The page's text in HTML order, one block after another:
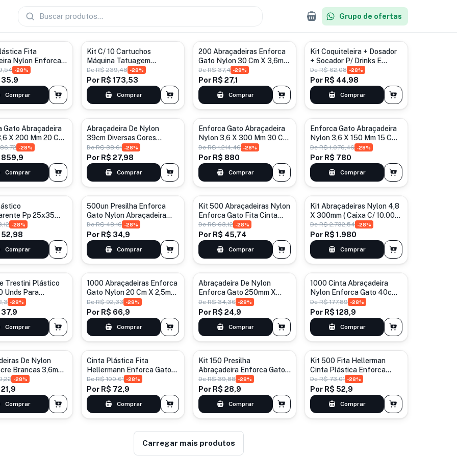
Grupo de ofertas
Fita
Nylon Enforca
100un Preto
-28%
35,9
Comprar
Kit C/ 10 Cartuchos
Máquina Tatuagem
Rotativa 15 Magnum- Mmp
27
DeR$ 239,48 -28%
Por R$ 173,53
Comprar
200 Abraçadeiras Enforca
Gato Nylon 30 Cm X 3,6mm
Preta Cor Preto
DeR$ 37,4 -28%
Por R$ 27,1
Comprar
Kit Coquiteleira + Dosador
+ Socador P/ Drinks E
Bebidas
DeR$ 62,08 -28%
Por R$ 44,98
Comprar
Gato Abraçadeira
X 200 Mm 20 Cm
10000 Un Preto
-28%
859,9
Comprar
Abraçadeira De Nylon
39cm Diversas Cores
Pacote C/ 200 Peças
Branco
DeR$ 38,61 -28%
Por R$ 27,98
Comprar
Enforca Gato Abraçadeira
Nylon 3,6 X 300 Mm 30 Cm
7200 Un L Preto
DeR$ 1.214,46 -28%
Por R$ 880
Comprar
Enforca Gato Abraçadeira
Nylon 3,6 X 150 Mm 15 Cm
12000 Un Preto
DeR$ 1.076,46 -28%
Por R$ 780
Comprar
Pp 25x35
Embalagens
-28%
52,98
Comprar
500un Presilha Enforca
Gato Nylon Abraçadeira
Fita 3x200mm Preto
DeR$ 48,16 -28%
Por R$ 34,9
Comprar
Kit 500 Abraçadeiras Nylon
Enforca Gato Fita Cinta
Branco Branco
DeR$ 63,12 -28%
Por R$ 45,74
Comprar
Kit Abraçadeiras Nylon 4,8
X 300mm ( Caixa C/ 10.000
Unid ) Branco
DeR$ 2.732,54 -28%
Por R$ 1.980
Comprar
Trestini Plástico
Unds Para
-28%
37,9
Comprar
1000 Abraçadeiras Enforca
Gato Nylon 20 Cm X 2,5mm
Cor Preto
DeR$ 92,33 -28%
Por R$ 66,9
Comprar
Abraçadeira De Nylon
Enforca Gato 250mm X
3,6mm 100 Unidades
Branco
DeR$ 34,36 -28%
Por R$ 24,9
Comprar
1000 Cinta Abraçadeira
Nylon Enforca Gato 40cm
Lacre Atacado
DeR$ 177,89 -28%
Por R$ 128,9
Comprar
De Nylon
Brancas 3,6mm
Branco
-28%
21,9
Comprar
Cinta Plástica Fita
Hellermann Enforca Gato
30 Cm 500 Unid C Preto
DeR$ 100,61 -28%
Por R$ 72,9
Comprar
Kit 150 Presilha
Abraçadeira Enforca Gato
Nylon 3 Tamanhos Branco
DeR$ 39,88 -28%
Por R$ 28,9
Comprar
Kit 500 Fita Hellerman
Cinta Plástica Enforca
Gato 5 Tamanho Preto
DeR$ 73,01 -28%
Por R$ 52,9
Comprar
Carregar mais produtos